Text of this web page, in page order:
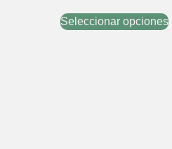
Seleccionar opciones